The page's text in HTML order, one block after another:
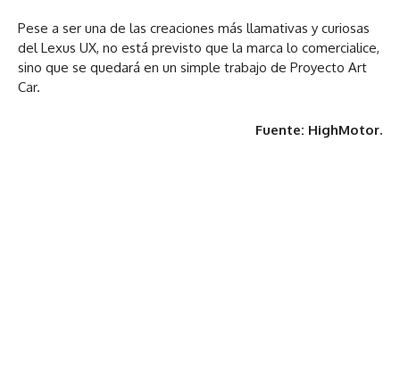
Pese a ser una de las creaciones más llamativas y curiosas
del Lexus UX, no está previsto que la marca lo comercialice,
sino que se quedará en un simple trabajo de Proyecto Art
Car.
Fuente: HighMotor.